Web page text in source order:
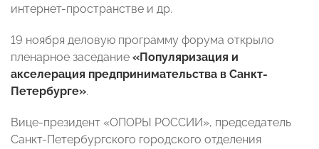
интернет-пространстве и др.
19 ноября деловую программу форума открыло
пленарное заседание «Популяризация и
акселерация предпринимательства в Санкт-
Петербурге».
Вице-президент «ОПОРЫ РОССИИ», председатель
Санкт-Петербургского городского отделения